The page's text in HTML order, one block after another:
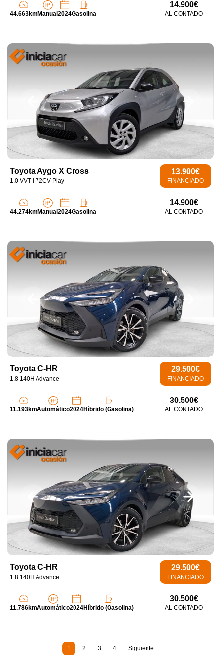
44.663km Manual 2024Gasolina
14.900€
AL CONTADO
Toyota Aygo X Cross
1.0 VVT-I 72CV Play
13.900€
FINANCIADO
44.274km Manual 2024Gasolina
14.900€
AL CONTADO
Toyota C-HR
1.8 140H Advance
29.500€
FINANCIADO
11.193kmAutomático2024Híbrido (Gasolina)
30.500€
AL CONTADO
Toyota C-HR
1.8 140H Advance
29.500€
FINANCIADO
11.786kmAutomático2024Híbrido (Gasolina)
30.500€
AL CONTADO
1 2 3 4 Siguiente